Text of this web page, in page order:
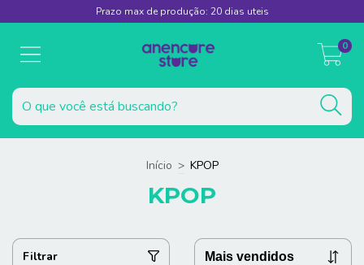
Prazo max de produção: 20 dias uteis
0
Início > KPOP
KPOP
Filtrar